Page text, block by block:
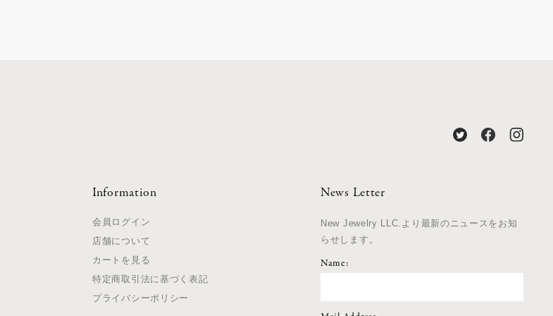
Information
会員ログイン
店舗について
カートを見る
特定商取引法に基づく表記
プライバシーポリシー
News Letter
New Jewelry LLC.より最新のニュースをお知
らせします。
Name: